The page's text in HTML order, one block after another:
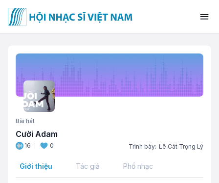
Bài hát
Cười Adam
16 0 Trình bày: Lê Cát Trọng Lý
Giới thiệu Tác giả Phổ nhạc